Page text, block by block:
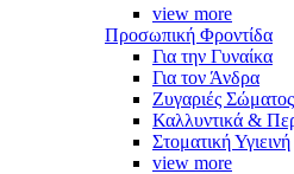
view more
Προσωπική Φροντίδα
Για την Γυναίκα
Για τον Άνδρα
Ζυγαριές
Καλλυντικά &
Στοματική Υγιεινή
view more